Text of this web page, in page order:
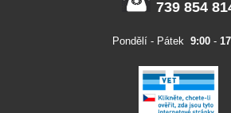
739 854
Pondělí - Pátek 9:00-